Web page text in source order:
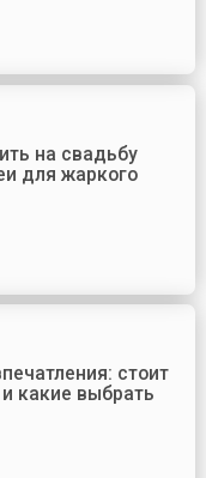
на свадьбу
для жаркого
стоит
какие выбрать